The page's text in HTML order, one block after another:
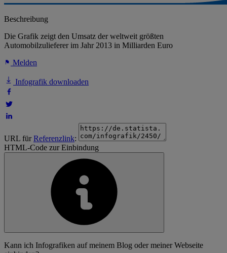
Beschreibung
Die Grafik zeigt den Umsatz der weltweit größten
Automobilzulieferer im Jahr 2013 in Milliarden Euro
Melden
Infografik downloaden
URL fürReferenzlink:
HTML-Code zur Einbindung
Kann ich Infografiken auf meinem Blog oder meiner Webseite